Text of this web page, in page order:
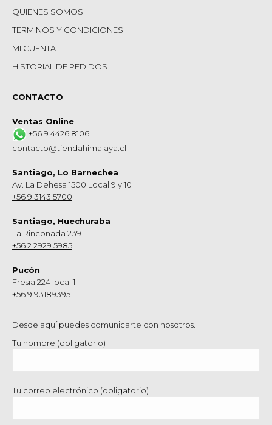
QUIENES SOMOS
TERMINOS Y CONDICIONES
MI CUENTA
HISTORIAL DE PEDIDOS
CONTACTO
Ventas Online
+56 9 4426 8106
contacto@tiendahimalaya.cl
Santiago, Lo Barnechea
Av. La Dehesa 1500 Local 9 y 10
+56 9 3143 5700
Santiago, Huechuraba
La Rinconada 239
+56 2 2929 5985
Pucón
Fresia 224 local 1
+56 9 93189395
Desde aquí puedes comunicarte con nosotros.
Tu nombre (obligatorio)
Tu correo electrónico (obligatorio)